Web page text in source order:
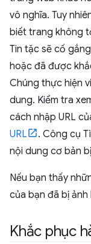
vô nghĩa. Tuy
biết trang không
Tin tặc sẽ cố
hoặc đã được
Chúng thực hiện
dung. Kiểm tra
cách nhập URL
URL
. Công cụ
nội dung cơ bản
Nếu bạn thấy
của bạn đã bị
Khắc phục